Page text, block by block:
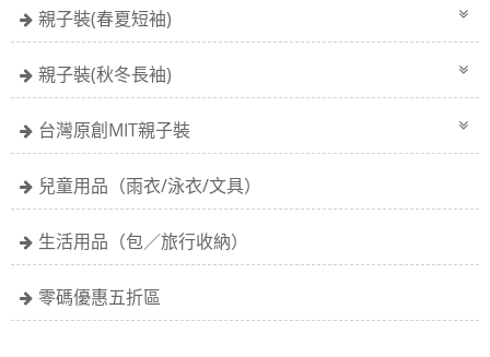
親子裝(春夏短袖)
親子裝(秋冬長袖)
台灣原創MIT親子裝
兒童用品（雨衣/泳衣/文具）
生活用品（包／旅行收納）
零碼優惠五折區